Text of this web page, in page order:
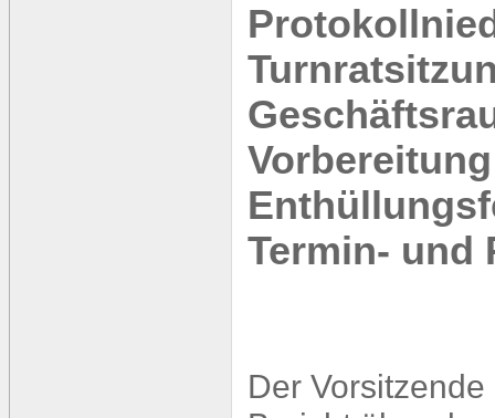
Termin- und
Der